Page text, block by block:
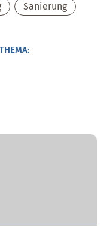
, Sanierung